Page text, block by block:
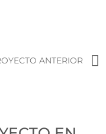
ANTERIOR